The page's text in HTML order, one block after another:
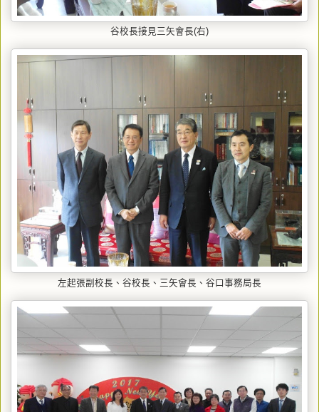
谷校長接見三矢會長(右)
左起張副校長、谷校長、三矢會長、谷口事務局長